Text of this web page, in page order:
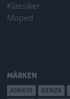
Klassiker
Moped
MÄRKEN
AIWAYS DENZA